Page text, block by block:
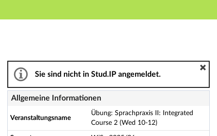
Hauptnavigation
Übung: Sprachpraxis II: Integrated Course 2 (Wed 10-
Sie sind nicht in Stud.IP angemeldet.
Allgemeine Informationen
Veranstaltungsname
Übung: Sprachpraxis II: Integrated
Course 2 (Wed 10-12)